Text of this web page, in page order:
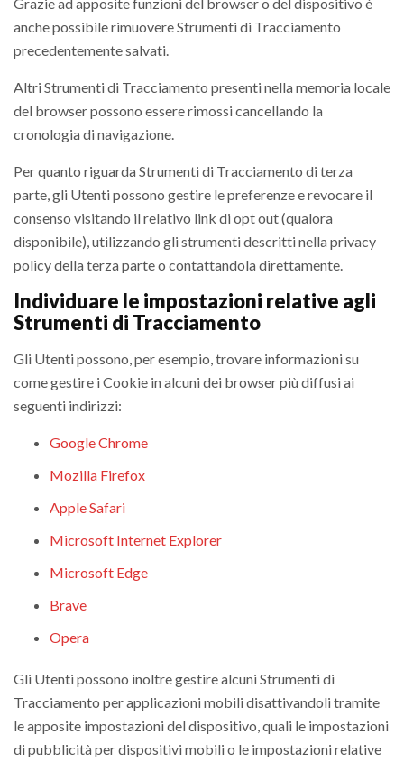
anche possibile rimuovere Strumenti di Tracciamento
precedentemente salvati.
Altri Strumenti di Tracciamento presenti nella memoria locale
del browser possono essere rimossi cancellando la
cronologia di navigazione.
Per quanto riguarda Strumenti di Tracciamento di terza
parte, gli Utenti possono gestire le preferenze e revocare il
consenso visitando il relativo link di opt out (qualora
disponibile), utilizzando gli strumenti descritti nella privacy
policy della terza parte o contattandola direttamente.
Individuare le impostazioni relative agli
Strumenti di Tracciamento
Gli Utenti possono, per esempio, trovare informazioni su
come gestire i Cookie in alcuni dei browser più diffusi ai
seguenti indirizzi:
Google Chrome
Mozilla Firefox
Apple Safari
Microsoft Internet Explorer
Microsoft Edge
Brave
Opera
Gli Utenti possono inoltre gestire alcuni Strumenti di
Tracciamento per applicazioni mobili disattivandoli tramite
le apposite impostazioni del dispositivo, quali le impostazioni
di pubblicità per dispositivi mobili o le impostazioni relative